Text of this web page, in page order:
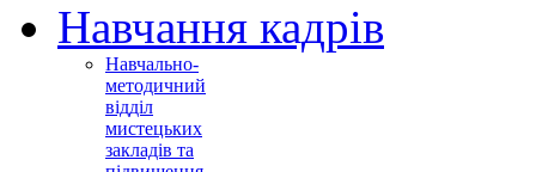
Навчання кадрів
Навчально-
методичний
відділ
мистецьких
закладів та